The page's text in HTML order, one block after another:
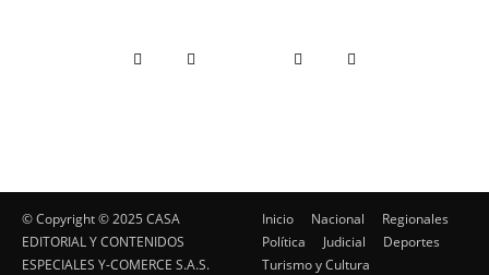
© Copyright ©️ 2025 CASA
EDITORIAL Y CONTENIDOS
ESPECIALES Y-COMERCE S.A.S.
Inicio Nacional
Regionales
Política
Judicial
Deportes
Turismo y Cultura